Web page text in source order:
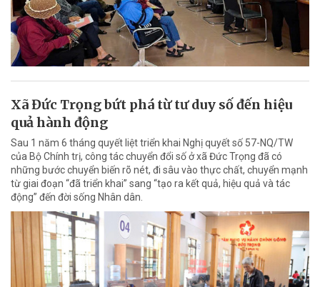
Xã Đức Trọng bứt phá từ tư duy số đến hiệu
quả hành động
Sau 1 năm 6 tháng quyết liệt triển khai Nghị quyết số 57-NQ/TW
của Bộ Chính trị, công tác chuyển đổi số ở xã Đức Trọng đã có
những bước chuyển biến rõ nét, đi sâu vào thực chất, chuyển mạnh
từ giai đoạn “đã triển khai” sang “tạo ra kết quả, hiệu quả và tác
động” đến đời sống Nhân dân.